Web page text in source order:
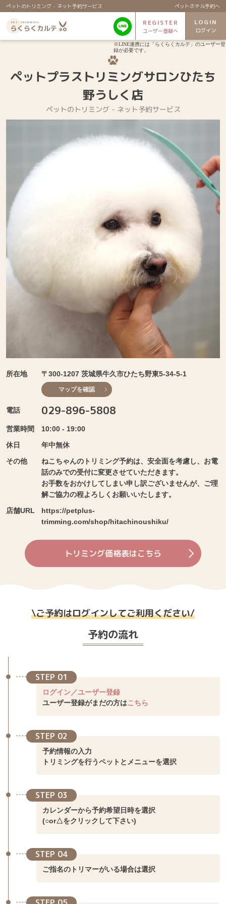
ペットのトリミング - ネット予約サービス ペットホテル予約へ
※LINE連携には「らくらくカルテ」のユーザー登
録が必要です。
REGISTER
ユーザー登録へ
LOGIN
ログイン
ペットプラストリミングサロンひたち
野うしく店
ペットのトリミング - ネット予約サービス
所在地 〒300-1207 茨城県牛久市ひたち野東5-34-5-1
マップを確認
電話 029-896-5808
営業時間
10:00 - 19:00
休日
年中無休
その他
ねこちゃんのトリミング予約は、安全面を考慮し、お電
話のみでの受付に変更させていただきます。
お手数をおかけしてしまい申し訳ございませんが、ご理
解ご協力の程よろしくお願いいたします。
店舗URL
https://petplus-
trimming.com/shop/hitachinoushiku/
トリミング価格表はこちら
\ご予約はログインしてご利用ください/
予約の流れ
STEP 01
ログイン／ユーザー登録
ユーザー登録がまだの方はこちら
STEP 02
予約情報の入力
トリミングを行うペットとメニューを選択
STEP 03
カレンダーから予約希望日時を選択
(○or△をクリックして下さい)
STEP 04
ご指名のトリマーがいる場合は選択